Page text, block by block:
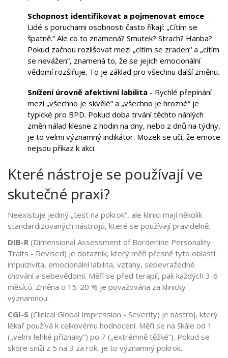
Schopnost identifikovat a pojmenovat emoce -
Lidé s poruchami osobnosti často říkají: „Cítím se
špatně.“ Ale co to znamená? Smutek? Strach? Hanba?
Pokud začnou rozlišovat mezi „cítím se zraden“ a „cítím
se nevážen“, znamená to, že se jejich emocionální
vědomí rozšiřuje. To je základ pro všechnu další změnu.
Snížení úrovně afektivní labilita - Rychlé přepínání
mezi „všechno je skvělé“ a „všechno je hrozné“ je
typické pro BPD. Pokud doba trvání těchto náhlých
změn nálad klesne z hodin na dny, nebo z dnů na týdny,
je to velmi významný indikátor. Mozek se učí, že emoce
nejsou příkaz k akci.
Které nástroje se používají ve
skutečné praxi?
Neexistuje jediný „test na pokrok“, ale klinici mají několik
standardizovaných nástrojů, které se používají pravidelně.
DIB-R (Dimensional Assessment of Borderline Personality
Traits - Revised) je dotazník, který měří přesně tyto oblasti:
impulzivita, emocionální labilita, vztahy, sebevražedné
chování a sebevědomí. Měří se před terapií, pak každých 3-6
měsíců. Změna o 15-20 % je považována za klinicky
významnou.
CGI-S (Clinical Global Impression - Severity) je nástroj, který
lékař používá k celkovému hodnocení. Měří se na škále od 1
(„velmi lehké příznaky“) po 7 („extrémně těžké“). Pokud se
skóre sníží z 5 na 3 za rok, je to významný pokrok.